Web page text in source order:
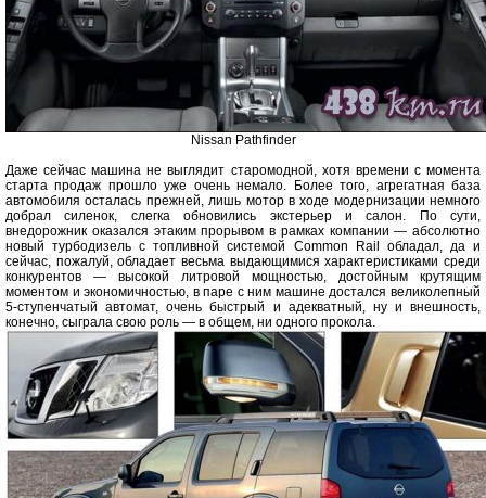
Nissan Pathfinder
Даже сейчас машина не выглядит старомодной, хотя времени с момента
старта продаж прошло уже очень немало. Более того, агрегатная база
автомобиля осталась прежней, лишь мотор в ходе модернизации немного
добрал силенок, слегка обновились экстерьер и салон. По сути,
внедорожник оказался этаким прорывом в рамках компании — абсолютно
новый турбодизель с топливной системой Common Rail обладал, да и
сейчас, пожалуй, обладает весьма выдающимися характеристиками среди
конкурентов — высокой литровой мощностью, достойным крутящим
моментом и экономичностью, в паре с ним машине достался великолепный
5-ступенчатый автомат, очень быстрый и адекватный, ну и внешность,
конечно, сыграла свою роль — в общем, ни одного прокола.